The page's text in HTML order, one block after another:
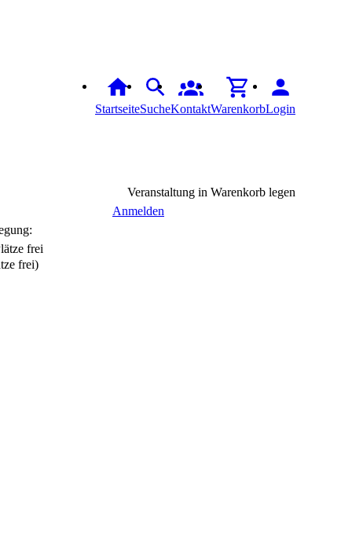
StartseiteSucheKontaktWarenkorbLogin
Veranstaltung in Warenkorb legen
Anmelden
frei)